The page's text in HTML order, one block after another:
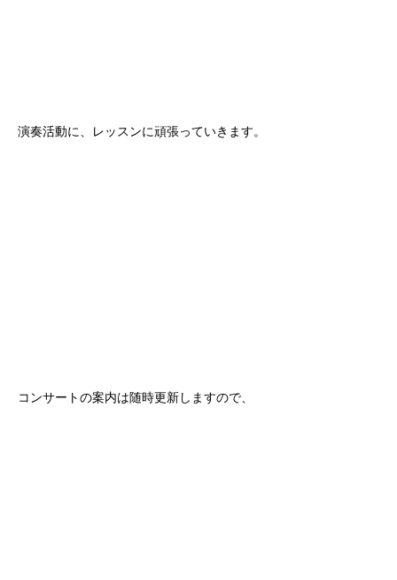
演奏活動に、レッスンに頑張っていきます。
コンサートの案内は随時更新しますので、